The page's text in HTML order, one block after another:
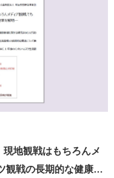
地観戦はもちろんメ
観戦の長期的な健康…